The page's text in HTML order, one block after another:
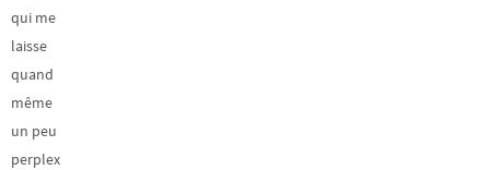
qui me
laisse
quand
même
un peu
perplex